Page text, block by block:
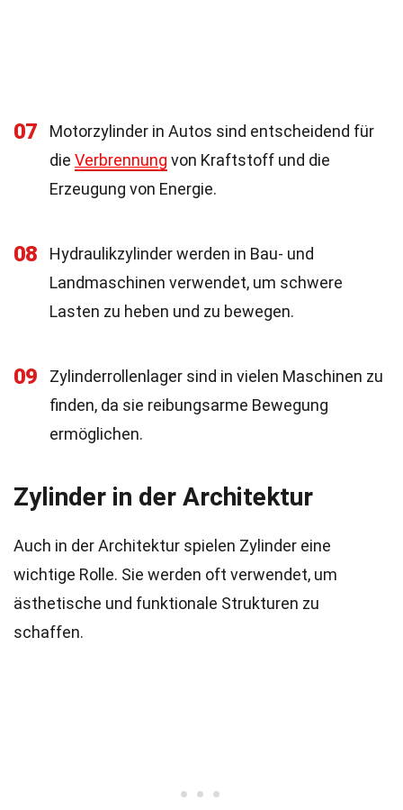
07
Motorzylinder in Autos sind entscheidend für
die Verbrennung von Kraftstoff und die
Erzeugung von Energie.
08
Hydraulikzylinder werden in Bau- und
Landmaschinen verwendet, um schwere
Lasten zu heben und zu bewegen.
09
Zylinderrollenlager sind in vielen Maschinen zu
finden, da sie reibungsarme Bewegung
ermöglichen.
Zylinder in der Architektur
Auch in der Architektur spielen Zylinder eine
wichtige Rolle. Sie werden oft verwendet, um
ästhetische und funktionale Strukturen zu
schaffen.